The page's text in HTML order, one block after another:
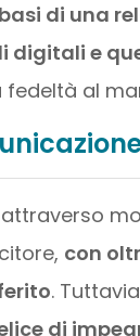
di una
digitali e
al
con
. Tuttavia
di